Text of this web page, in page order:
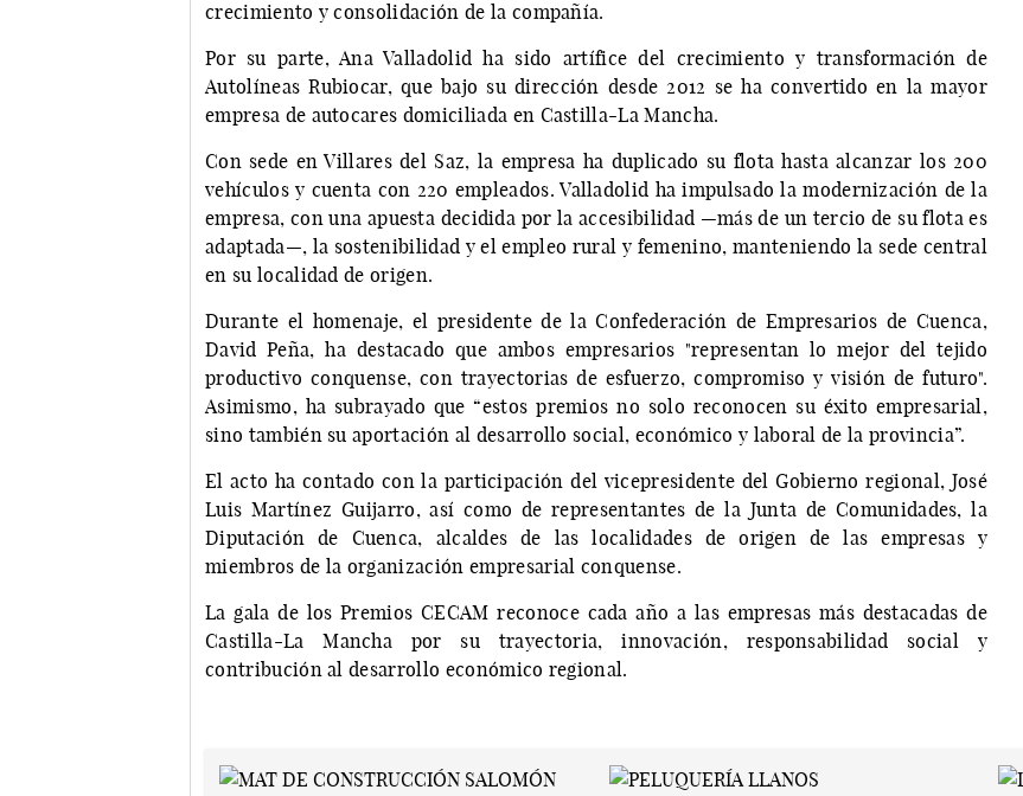
crecimiento y consolidación de la compañía.
Por su parte, Ana Valladolid ha sido artífice del crecimiento y transformación de
Autolíneas Rubiocar, que bajo su dirección desde 2012 se ha convertido en la mayor
empresa de autocares domiciliada en Castilla-La Mancha.
Con sede en Villares del Saz, la empresa ha duplicado su flota hasta alcanzar los 200
vehículos y cuenta con 220 empleados. Valladolid ha impulsado la modernización de la
empresa, con una apuesta decidida por la accesibilidad —más de un tercio de su flota es
adaptada—, la sostenibilidad y el empleo rural y femenino, manteniendo la sede central
en su localidad de origen.
Durante el homenaje, el presidente de la Confederación de Empresarios de Cuenca,
David Peña, ha destacado que ambos empresarios "representan lo mejor del tejido
productivo conquense, con trayectorias de esfuerzo, compromiso y visión de futuro".
Asimismo, ha subrayado que “estos premios no solo reconocen su éxito empresarial,
sino también su aportación al desarrollo social, económico y laboral de la provincia”.
El acto ha contado con la participación del vicepresidente del Gobierno regional, José
Luis Martínez Guijarro, así como de representantes de la Junta de Comunidades, la
Diputación de Cuenca, alcaldes de las localidades de origen de las empresas y
miembros de la organización empresarial conquense.
La gala de los Premios CECAM reconoce cada año a las empresas más destacadas de
Castilla-La Mancha por su trayectoria, innovación, responsabilidad social y
contribución al desarrollo económico regional.